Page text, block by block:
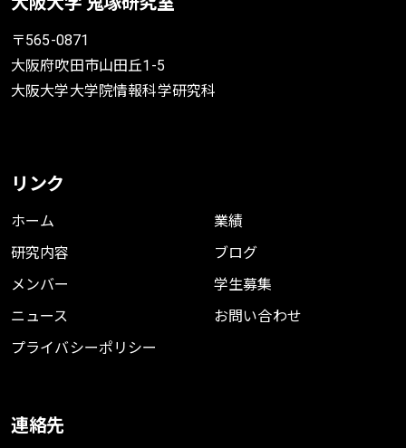
〒565-0871
大阪府吹田市山田丘1-5
大阪大学大学院情報科学研究科
リンク
ホーム
研究内容
メンバー
ニュース
プライバシーポリシー
業績
ブログ
学生募集
お問い合わせ
連絡先